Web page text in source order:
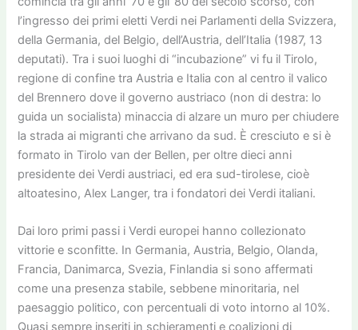
l’ingresso dei primi eletti Verdi nei Parlamenti della Svizzera,
della Germania, del Belgio, dell’Austria, dell’Italia (1987, 13
deputati). Tra i suoi luoghi di “incubazione” vi fu il Tirolo,
regione di confine tra Austria e Italia con al centro il valico
del Brennero dove il governo austriaco (non di destra: lo
guida un socialista) minaccia di alzare un muro per chiudere
la strada ai migranti che arrivano da sud. È cresciuto e si è
formato in Tirolo van der Bellen, per oltre dieci anni
presidente dei Verdi austriaci, ed era sud-tirolese, cioè
altoatesino, Alex Langer, tra i fondatori dei Verdi italiani.
Dai loro primi passi i Verdi europei hanno collezionato
vittorie e sconfitte. In Germania, Austria, Belgio, Olanda,
Francia, Danimarca, Svezia, Finlandia si sono affermati
come una presenza stabile, sebbene minoritaria, nel
paesaggio politico, con percentuali di voto intorno al 10%.
Quasi sempre inseriti in schieramenti e coalizioni di